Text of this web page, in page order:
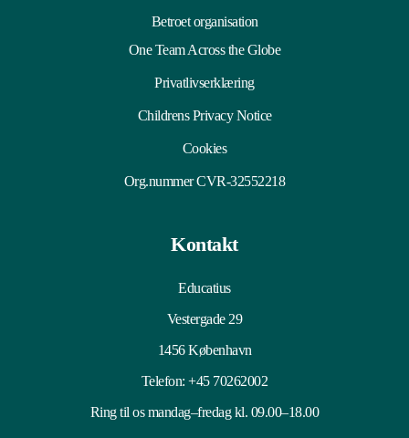
Betroet organisation
One Team Across the Globe
Privatlivserklæring
Childrens Privacy Notice
Cookies
Org.nummer CVR-32552218
Kontakt
Educatius
Vestergade 29
1456 København
Telefon:+45 70262002
Ring til os mandag–fredag kl. 09.00–18.00